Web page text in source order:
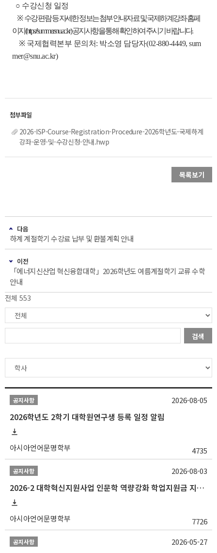
○ 수강신청 일정
※수강 편람 등 자세한 정보는 첨부 안내자료 및 국제하계강좌 홈페
이지(https://summer.snu.ac.kr) 공지사항을 통해 확인하여 주시기 바랍니다.
※ 국제협력본부 문의처: 박소영 담당자(02-880-4449, sum
mer@snu.ac.kr)
2026-ISP-Course-Registration-Procedure-2026학년도-국제하계
강좌-운영-및-수강신청-안내.hwp
목록보기
다음
하계 계절학기 수강료 납부 및 환불계획 안내
이전
「에너지신산업 혁신융합대학」2026학년도 여름계절학기 교류 수학
안내
전체 553
검색
공지사항
2026학년도 2학기 대학원연구생 등록 일정 알림
아시아언어문명학부 4735
2026-08-05
공지사항
2026-2 대학혁신지원사업 인문학 역량강화 학업지원금 지원 선발 안내 (학/석/박사)
아시아언어문명학부 7726
2026-08-03
공지사항 2026-05-27